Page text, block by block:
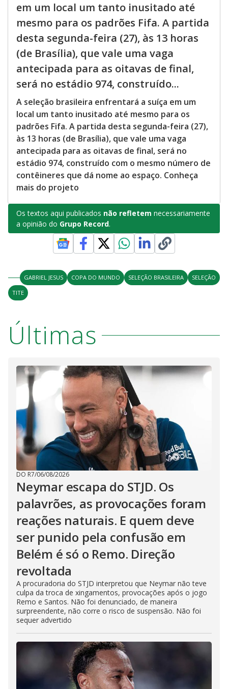
em um local um tanto inusitado até
mesmo para os padrões Fifa. A partida
desta segunda-feira (27), às 13 horas
(de Brasília), que vale uma vaga
antecipada para as oitavas de final,
será no estádio 974, construído...
A seleção brasileira enfrentará a suíça em um
local um tanto inusitado até mesmo para os
padrões Fifa. A partida desta segunda-feira (27),
às 13 horas (de Brasília), que vale uma vaga
antecipada para as oitavas de final, será no
estádio 974, construído com o mesmo número de
contêineres que dá nome ao espaço. Conheça
mais do projeto
Os textos aqui publicados não refletem necessariamente
a opinião do Grupo Record.
GABRIEL JESUS COPA DO MUNDO SELEÇÃO BRASILEIRA
SELEÇÃO
TITE
Últimas
DO R7/06/08/2026
Neymar escapa do STJD. Os
palavrões, as provocações foram
reações naturais. E quem deve
ser punido pela confusão em
Belém é só o Remo. Direção
revoltada
A procuradoria do STJD interpretou que Neymar não teve
culpa da troca de xingamentos, provocações após o jogo
Remo e Santos. Não foi denunciado, de maneira
surpreendente, não corre o risco de suspensão. Não foi
sequer advertido